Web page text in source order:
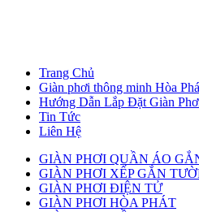
Trang Chủ
Giàn phơi thông minh Hòa
Hướng Dẫn Lắp Đặt Giàn
Tin Tức
Liên Hệ
GIÀN PHƠI QUẦN ÁO
GIÀN PHƠI XẾP GẮN
GIÀN PHƠI ĐIỆN TỬ
GIÀN PHƠI HÒA PHÁT